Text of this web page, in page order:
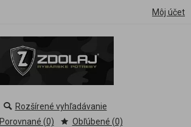
Môj účet
Rozšírené vyhľadávanie
Porovnané (0)
Obľúbené (0)